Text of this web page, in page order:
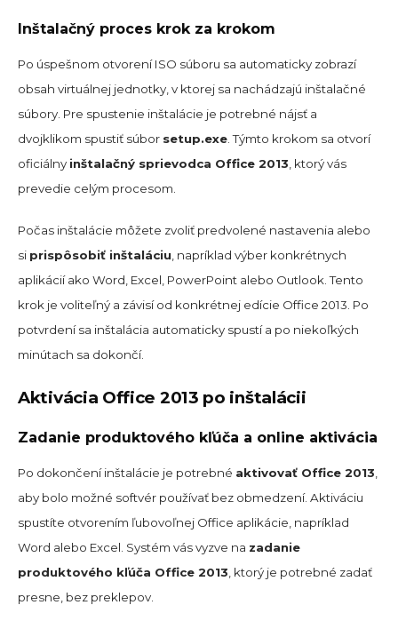
Inštalačný proces krok za krokom
Po úspešnom otvorení ISO súboru sa automaticky zobrazí
obsah virtuálnej jednotky, v ktorej sa nachádzajú inštalačné
súbory. Pre spustenie inštalácie je potrebné nájsť a
dvojklikom spustiť súbor setup.exe . Týmto krokom sa otvorí
oficiálny inštalačný sprievodca Office 2013 , ktorý vás
prevedie celým procesom.
Počas inštalácie môžete zvoliť predvolené nastavenia alebo
si prispôsobiť inštaláciu , napríklad výber konkrétnych
aplikácií ako Word, Excel, PowerPoint alebo Outlook. Tento
krok je voliteľný a závisí od konkrétnej edície Office 2013. Po
potvrdení sa inštalácia automaticky spustí a po niekoľkých
minútach sa dokončí.
Aktivácia Office 2013 po inštalácii
Zadanie produktového kľúča a online aktivácia
Po dokončení inštalácie je potrebné aktivovať Office 2013
aby bolo možné softvér používať bez obmedzení. Aktiváciu
spustíte otvorením ľubovoľnej Office aplikácie, napríklad
Word alebo Excel. Systém vás vyzve na zadanie
produktového kľúča Office 2013 , ktorý je potrebné zadať
presne, bez preklepov.